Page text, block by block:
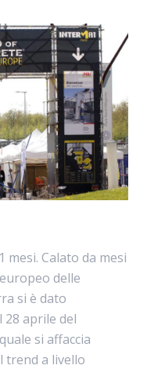
mesi. Calato da mesi
delle
si è dato
28 aprile del
si affaccia
trend a livello